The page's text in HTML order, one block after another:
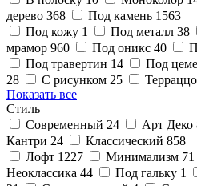
дерево 368 Под камень 1563
Под кожу 1 Под металл 38
мрамор 960 Под оникс 40
Под травертин 14 Под
28
С рисунком 25 Терраццо
Показать все
Стиль
Cовременный 24 Арт Деко
Кантри 24 Классический 858
Лофт 1227 Минимализм 71
Неоклассика 44 Под гальку 1